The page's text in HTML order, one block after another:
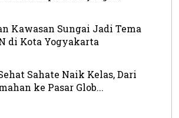
Kawasan Sungai Jadi Tema
di Kota Yogyakarta
Sahate Naik Kelas, Dari
ke Pasar Glob...